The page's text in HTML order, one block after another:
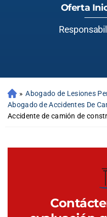
Oferta
» Abogado de Lesiones
Abogado de Accidentes De
Accidente de camión de